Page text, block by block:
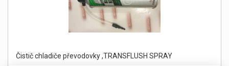
Čistič chladiče převodovky ,TRANSFLUSH SPRAY